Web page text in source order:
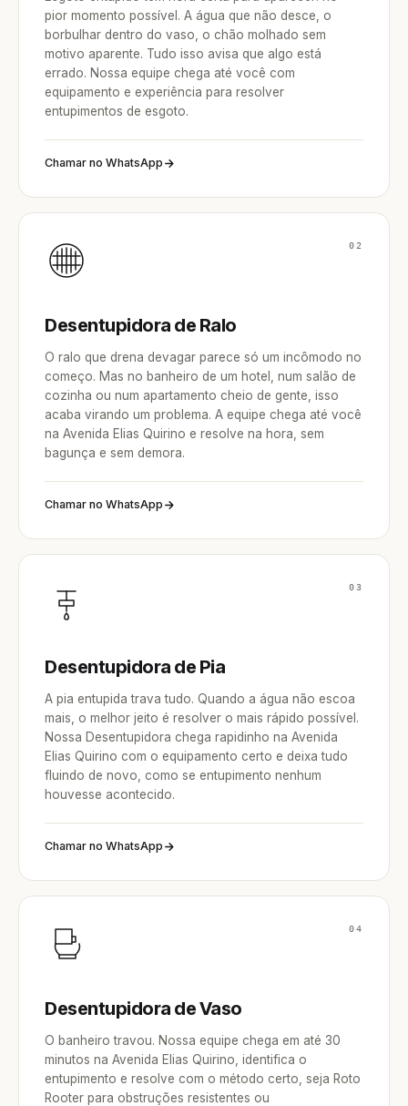
pior momento possível. A água que não desce, o
borbulhar dentro do vaso, o chão molhado sem
motivo aparente. Tudo isso avisa que algo está
errado. Nossa equipe chega até você com
equipamento e experiência para resolver
entupimentos de esgoto.
Chamar no WhatsApp
02
Desentupidora de Ralo
O ralo que drena devagar parece só um incômodo no
começo. Mas no banheiro de um hotel, num salão de
cozinha ou num apartamento cheio de gente, isso
acaba virando um problema. A equipe chega até você
na Avenida Elias Quirino e resolve na hora, sem
bagunça e sem demora.
Chamar no WhatsApp
03
Desentupidora de Pia
A pia entupida trava tudo. Quando a água não escoa
mais, o melhor jeito é resolver o mais rápido possível.
Nossa Desentupidora chega rapidinho na Avenida
Elias Quirino com o equipamento certo e deixa tudo
fluindo de novo, como se entupimento nenhum
houvesse acontecido.
Chamar no WhatsApp
04
Desentupidora de Vaso
O banheiro travou. Nossa equipe chega em até 30
minutos na Avenida Elias Quirino, identifica o
entupimento e resolve com o método certo, seja Roto
Rooter para obstruções resistentes ou